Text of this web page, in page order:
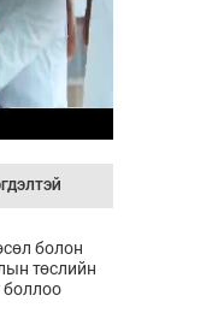
болон
төслийн
боллоо